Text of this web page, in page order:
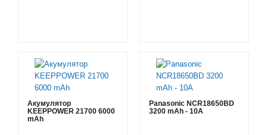
Акумулятор
KEEPPOWER 21700 6000
mAh
Panasonic NCR18650BD
3200 mAh - 10А